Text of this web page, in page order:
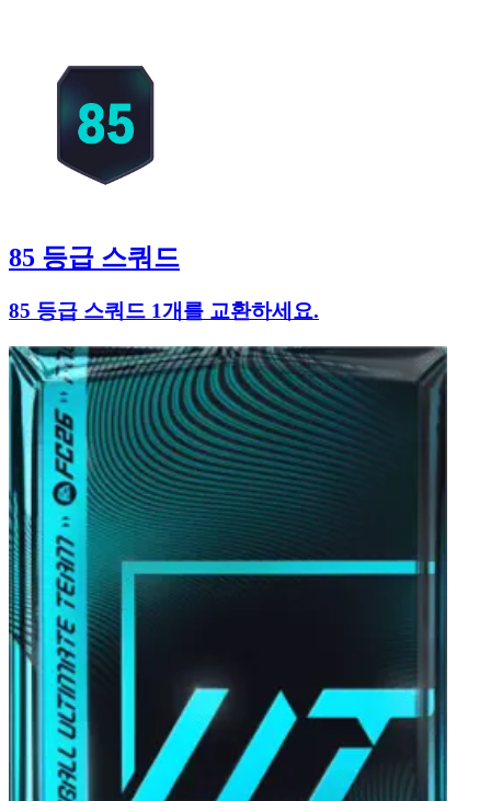
85 등급 스쿼드
85 등급 스쿼드 1개를 교환하세요.